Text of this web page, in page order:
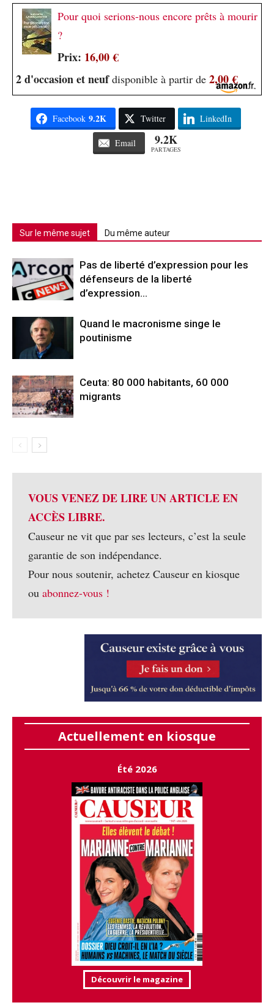
Pour quoi serions-nous encore prêts à mourir
?
Prix: 16,00 €
2 d'occasion et neufdisponible à partir de 2,00 €
Facebook 9.2K Twitter LinkedIn
Email 9.2K
PARTAGES
Sur le même sujet Du même auteur
Pas de liberté d’expression pour les
défenseurs de la liberté
d’expression…
Quand le macronisme singe le
poutinisme
Ceuta: 80 000 habitants, 60 000
migrants
VOUS VENEZ DE LIRE UN ARTICLE EN
ACCÈS LIBRE.
Causeur ne vit que par ses lecteurs, c’est la seule
garantie de son indépendance.
Pour nous soutenir, achetez Causeur en kiosque
ou abonnez-vous !
Actuellement en kiosque
Été 2026
Découvrir le magazine